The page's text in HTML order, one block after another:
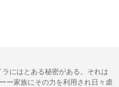
にはとある秘密がある。それは
ー家族にその力を利用され日々虐